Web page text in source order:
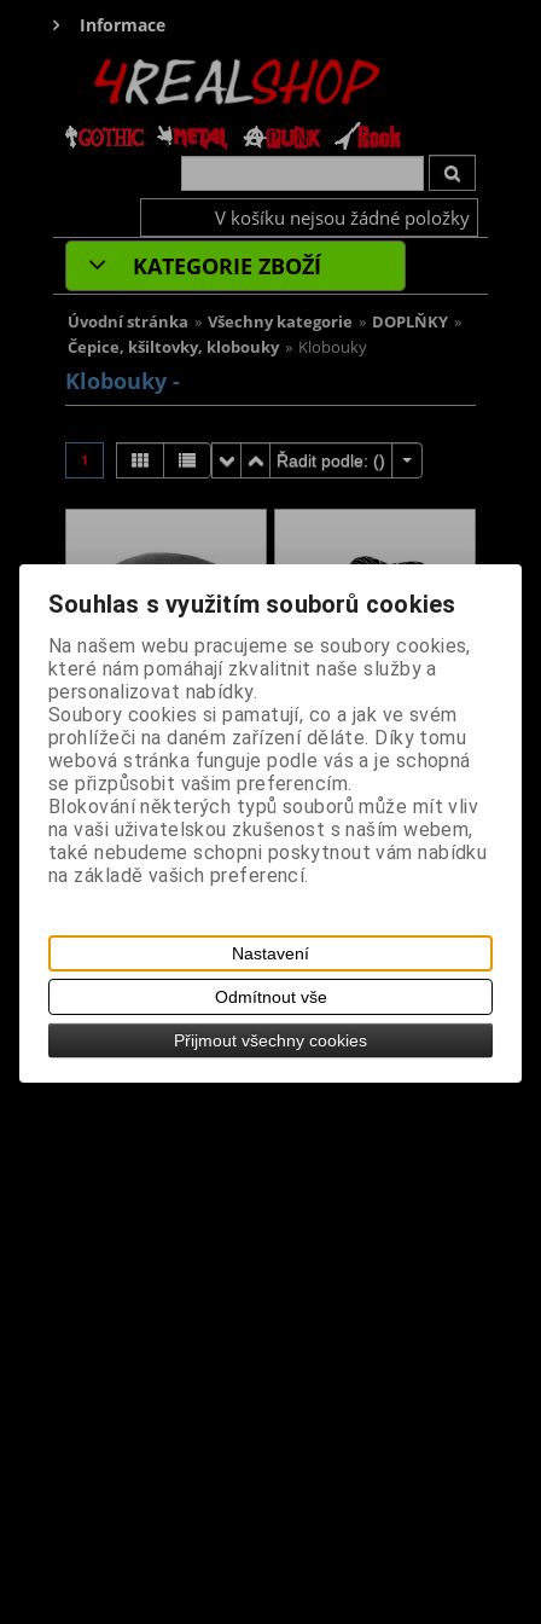
Informace
V košíku nejsou žádné položky
KATEGORIE ZBOŽÍ
Úvodní stránka » Všechny kategorie » DOPLŇKY »
Čepice, kšiltovky, klobouky » Klobouky
Klobouky -
1 Řadit podle: ()
Klobouk Trilby s
motivem
Dodání dny:skladem
Obvod:
56
cm
58
cm
Koupit
Klobouk s pavučinami
Dodání dny:skladem
Velikost:
M/L
1
Souhlas s využitím souborů cookies
Na našem webu pracujeme se soubory cookies,
které nám pomáhají zkvalitnit naše služby a
personalizovat nabídky.
Soubory cookies si pamatují, co a jak ve svém
prohlížeči na daném zařízení děláte. Díky tomu
webová stránka funguje podle vás a je schopná
se přizpůsobit vašim preferencím.
Blokování některých typů souborů může mít vliv
na vaši uživatelskou zkušenost s naším webem,
také nebudeme schopni poskytnout vám nabídku
na základě vašich preferencí.
Nastavení
Odmítnout vše
Přijmout všechny cookies